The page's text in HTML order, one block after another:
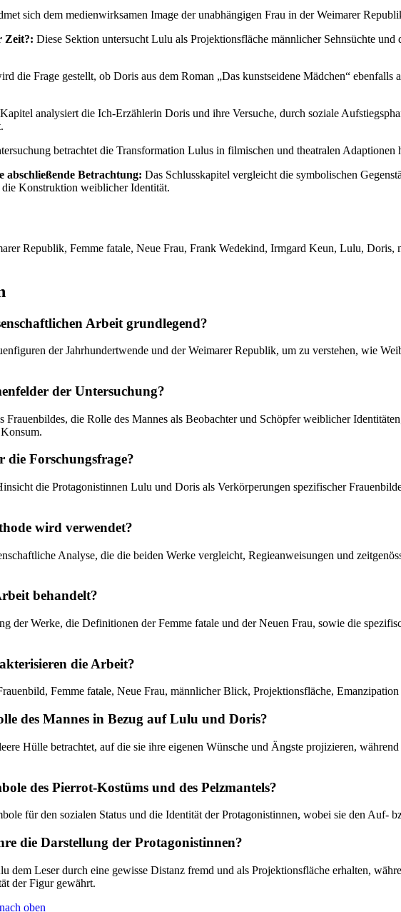
sich dem medienwirksamen Image der unabhängigen Frau in der Weimarer
Zeit?: Diese Sektion untersucht Lulu als Projektionsfläche männlicher Sehnsüchte
die Frage gestellt, ob Doris aus dem Roman „Das kunstseidene Mädchen“
analysiert die Ich-Erzählerin Doris und ihre Versuche, durch soziale
betrachtet die Transformation Lulus in filmischen und theatralen
abschließende Betrachtung: Das Schlusskapitel vergleicht die symbolischen
Konstruktion weiblicher Identität.
Republik, Femme fatale, Neue Frau, Frank Wedekind, Irmgard Keun, Lulu,
Arbeit grundlegend?
der Jahrhundertwende und der Weimarer Republik, um zu verstehen, wie
der Untersuchung?
Frauenbildes, die Rolle des Mannes als Beobachter und Schöpfer weiblicher
die Forschungsfrage?
die Protagonistinnen Lulu und Doris als Verkörperungen spezifischer
wird verwendet?
Analyse, die die beiden Werke vergleicht, Regieanweisungen und
behandelt?
der Werke, die Definitionen der Femme fatale und der Neuen Frau, sowie die
die Arbeit?
Femme fatale, Neue Frau, männlicher Blick, Projektionsfläche,
des Mannes in Bezug auf Lulu und Doris?
Hülle betrachtet, auf die sie ihre eigenen Wünsche und Ängste projizieren,
des Pierrot-Kostüms und des Pelzmantels?
für den sozialen Status und die Identität der Protagonistinnen, wobei sie den Auf-
die Darstellung der Protagonistinnen?
dem Leser durch eine gewisse Distanz fremd und als Projektionsfläche erhalten,
der Figur gewährt.
nach oben